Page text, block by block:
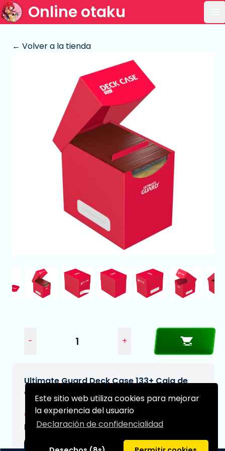
Este sitio web utiliza cookies para mejorar
la experiencia del usuario
Declaración de confidencialidad
Online otaku
← Volver a la tienda
Ultimate Guard Deck Case 133+ Caja de
Cartas Tamaño Estándar Rojo
€3,95
Fecha de entrega prevista:
04-09-2026
- +